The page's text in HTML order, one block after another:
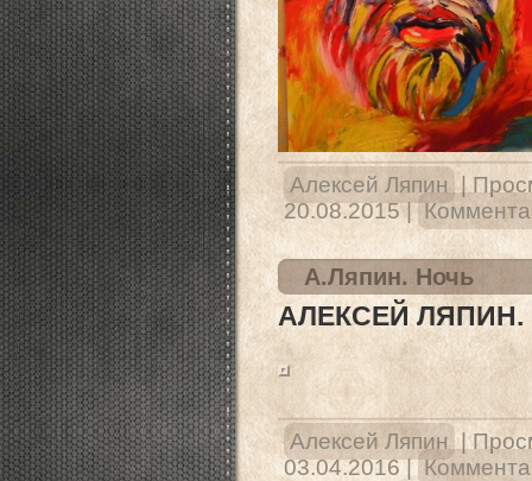
Алексей Ляпин |
20.08.2015 |
А.Ляпин. Ночь
АЛЕКСЕЙ
Алексей Ляпин |
03.04.2016 |